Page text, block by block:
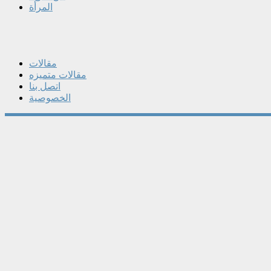
المرأة
مقالات
مقالات متميزه
اتصل بنا
الخصوصية